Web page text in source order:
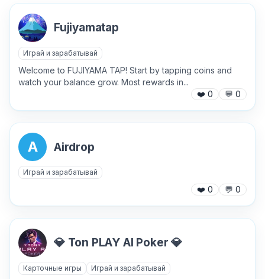
✕
Причина жалобы
Fujiyamatap
Играй и зарабатывай
Welcome to FUJIYAMA TAP! Start by tapping coins and
watch your balance grow. Most rewards in...
❤️ 0 💬 0
A Airdrop
Играй и зарабатывай
❤️ 0 💬 0
💎 Ton PLAY AI Poker 💎
Карточные игры Играй и зарабатывай